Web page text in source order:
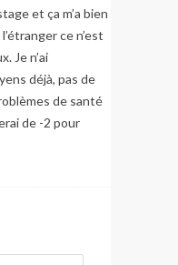
et ça m’a bien
ce n’est
Je n’ai
déjà, pas de
de santé
de -2 pour